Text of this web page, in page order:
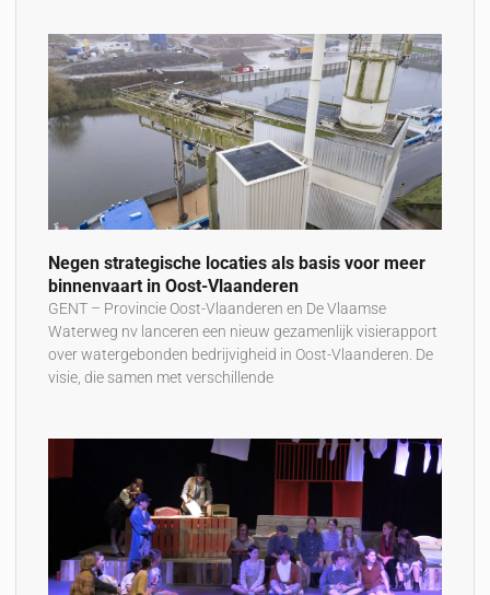
Negen strategische locaties als basis voor meer
binnenvaart in Oost-Vlaanderen
GENT – Provincie Oost-Vlaanderen en De Vlaamse
Waterweg nv lanceren een nieuw gezamenlijk visierapport
over watergebonden bedrijvigheid in Oost-Vlaanderen. De
visie, die samen met verschillende